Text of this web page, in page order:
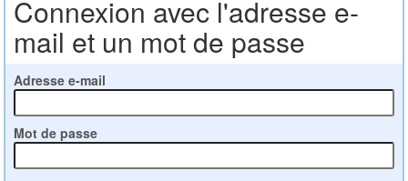
Connexion avec l'adresse e-
mail et un mot de passe
Adresse e-mail
Mot de passe